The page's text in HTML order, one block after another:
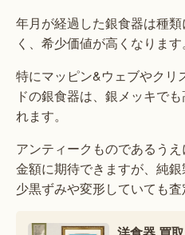
年月が経過した銀食器は種
く、希少価値が高くなります。
特にマッピン&ウェブやクリ
ドの銀食器は、銀メッキで
れます。
アンティークものであるう
金額に期待できますが、純
少黒ずみや変形していても査